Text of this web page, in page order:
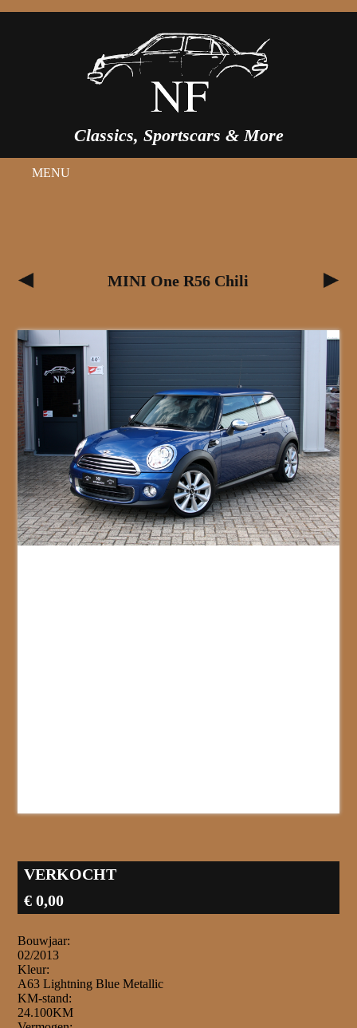
Classics, Sportscars & More
MENU
MINI One R56 Chili
VERKOCHT
€ 0,00
Bouwjaar:
02/2013
Kleur:
A63 Lightning Blue Metallic
KM-stand:
24.100KM